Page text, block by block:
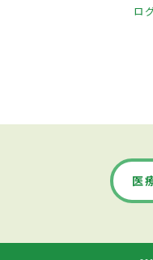
ロ
医